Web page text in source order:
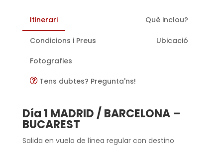
Itinerari Què inclou?
Condicions i Preus Ubicació
Fotografies
Tens dubtes? Pregunta'ns!
Día 1 MADRID / BARCELONA –
BUCAREST
Salida en vuelo de línea regular con destino